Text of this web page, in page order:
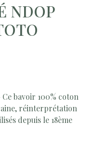
NDOP
bavoir 100% coton
réinterprétation
depuis le 18ème